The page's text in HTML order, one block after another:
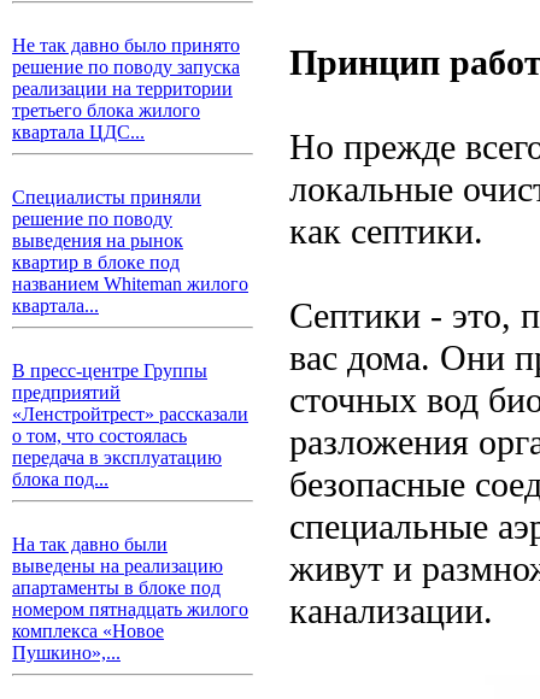
Не так давно было принято
решение по поводу запуска
реализации на территории
третьего блока жилого
квартала ЦДС...
Специалисты приняли
решение по поводу
выведения на рынок
квартир в блоке под
названием Whiteman жилого
квартала...
В пресс-центре Группы
предприятий
«Ленстройтрест» рассказали
о том, что состоялась
передача в эксплуатацию
блока под...
На так давно были
выведены на реализацию
апартаменты в блоке под
номером пятнадцать жилого
комплекса «Новое
Пушкино»,...
Принцип
Но прежде
локальные
как септики.
Септики - это,
вас дома. Они
сточных вод
разложения
безопасные
специальные
живут и
канализации.